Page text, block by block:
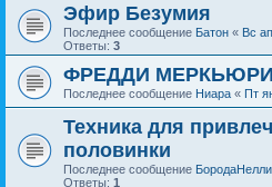
Эфир Безумия
Последнее сообщение Батон « Вс
Ответы: 3
ФРЕДДИ
Последнее сообщение Ниара « Пт
Техника для
половинки
Последнее сообщение БородаНелли
Ответы: 1